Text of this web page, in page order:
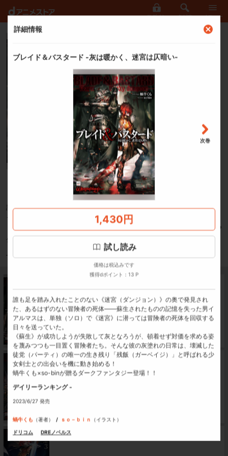
ログイン さがす メニュー
ブレイド＆バスタード
蝸牛くも（著者）
ｓｏ－ｂｉｎ（イラスト）
ご利用可能クーポンを見る
誰も足を踏み入れたことのない《迷宮（ダンジョン）》の奥で発見された、あ
るはずのない冒険者の死体――蘇生されたものの記憶を失った男イアルマス
は、単独（ソロ）で《迷宮》に潜っては冒険者の死体を回収する日々を送って
いた。
《蘇生》が成功しようが失敗して灰となろうが、頓着せず対価を求める姿を蔑
みつつも一目置く冒険者たち。そんな彼の灰塗れの日常は、壊滅した徒党（パ
ーティ）の唯一の生き残り「残飯（ガーベイジ）」と呼ばれる少女剣士との出
もっと見る
デイリーランキング -
い-
試し読み 1,430 円
獲得dポイント：13 P
ブレイド＆バスタード2 -鉄骨の試練場、赤き死の
竜-
ブレイド＆バスタード3 -金剛石の騎士の帰還-
詳細情報
ブレイド＆バスタード -灰は暖かく、迷宮は仄暗い-
次巻
1,430円
試し読み
価格は税込みです
獲得dポイント：13 P
誰も足を踏み入れたことのない《迷宮（ダンジョン）》の奥で発見され
た、あるはずのない冒険者の死体――蘇生されたものの記憶を失った男イ
アルマスは、単独（ソロ）で《迷宮》に潜っては冒険者の死体を回収する
日々を送っていた。
《蘇生》が成功しようが失敗して灰となろうが、頓着せず対価を求める姿
を蔑みつつも一目置く冒険者たち。そんな彼の灰塗れの日常は、壊滅した
徒党（パーティ）の唯一の生き残り「残飯（ガーベイジ）」と呼ばれる少
女剣士との出会いを機に動き始める！
蝸牛くも×so-binが贈るダークファンタジー登場！！
デイリーランキング -
2023/6/27 発売
蝸牛くも （著者） ｓｏ－ｂｉｎ （イラスト）
ドリコム DREノベルス